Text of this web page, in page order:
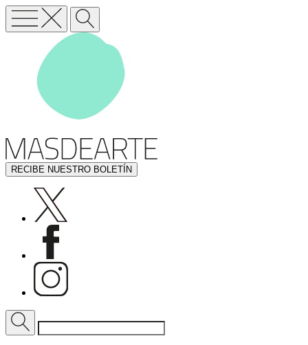
RECIBE NUESTRO BOLETÍN